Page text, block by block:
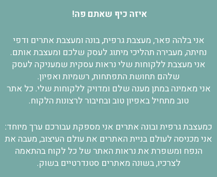
איזה כיף שאתם פה!
אני בלהה פאר, מעצבת גרפית, בונה ומעצבת אתרים ודפי
נחיתה, מעבירה תהליכי מיתוג לעסק שלכם ומעצבת אותם.
אני מעצבת ללקוחות שלי נראות עסקית שמעניקה לעסק
שלהם תחושת התפתחות, רשמיות ואפיון.
אני מאמינה במתן מענה שלם ומדויק ללקוחות שלי. כל אתר
טוב מתחיל באפיון טוב ובחיבור לרצונות הלקוח.
כמעצבת גרפית ובונה אתרים אני מספקת עבורכם ערך מיוחד:
אני מכניסה לעולם בניית האתרים את עולם העיצוב, מעבה את
הנפח ומשפרת את נראות האתר של כל לקוח בהתאמה
לצרכיו, בשונה מאתרים סטנדרטיים בשוק.